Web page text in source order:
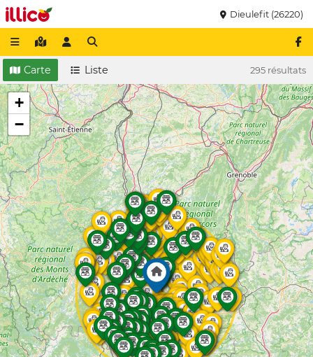
Dieulefit (26220)
295 résultats
Carte Liste
+
−